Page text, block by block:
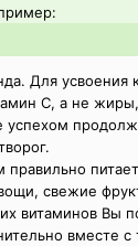
Для усвоения
С, а не
правильно
свежие
витаминов Вы
вместе с